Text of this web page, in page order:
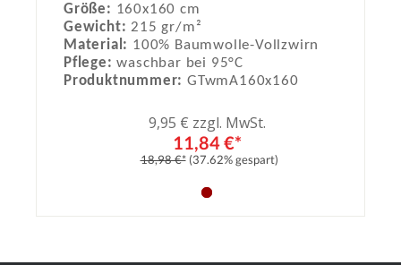
Größe: 160x160 cm
Gewicht:215 gr/m²
Material: 100% Baumwolle-Vollzwirn
Pflege:waschbar bei 95°C
Produktnummer: GTwmA160x160
9,95 € zzgl. MwSt.
11,84 €*
18,98 €* (37.62% gespart)